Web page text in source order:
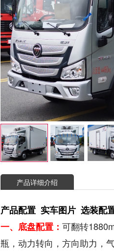
产品详细介绍
产品配置 实车图片 选装配
一、底盘配置： 可翻转
瓶，动力转向，方向助力，